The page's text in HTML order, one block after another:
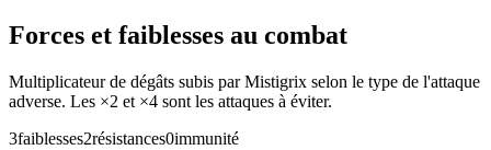
Forces et faiblesses au combat
Multiplicateur de dégâts subis par Mistigrix selon le type de l'attaque
adverse. Les ×2 et ×4 sont les attaques à éviter.
3faiblesses2résistances0immunité